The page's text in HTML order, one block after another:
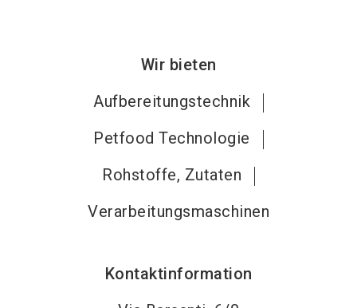
Wir bieten
Aufbereitungstechnik
Petfood Technologie
Rohstoffe, Zutaten
Verarbeitungsmaschinen
Kontaktinformation